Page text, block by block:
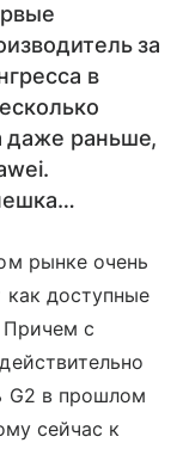
за
в
даже раньше,
рынке очень
как доступные
Причем с
G2 в прошлом
сейчас к